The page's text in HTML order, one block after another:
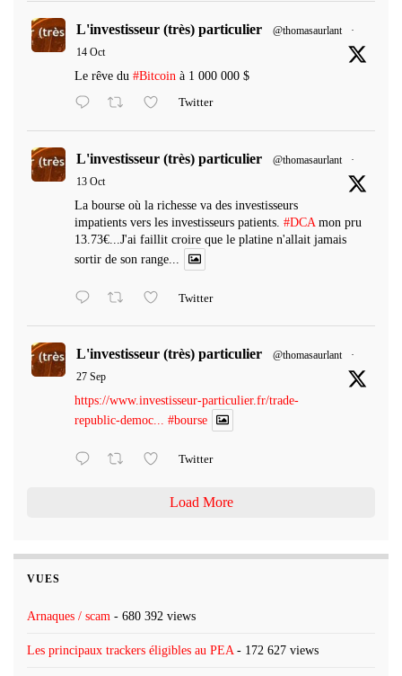
L'investisseur (très) particulier @thomasaurlant
·
14 Oct
Le rêve du #Bitcoin à 1 000 000 $
Twitter
L'investisseur (très) particulier @thomasaurlant
·
13 Oct
La bourse où la richesse va des investisseurs
impatients vers les investisseurs patients. #DCA mon pru
13.73€...J'ai faillit croire que le platine n'allait jamais
sortir de son range...
Twitter
L'investisseur (très) particulier @thomasaurlant
·
27 Sep
https://www.investisseur-particulier.fr/trade-
republic-democ... #bourse
Twitter
Load More
VUES
Arnaques / scam - 680 392 views
Les principaux trackers éligibles au PEA - 172 627 views